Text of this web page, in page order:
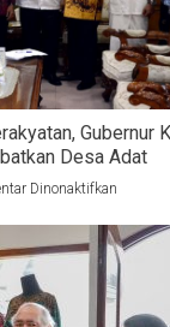
Ngurah
Rai
Gubernur
Desa Adat
Dinonaktifkan
Gubernur